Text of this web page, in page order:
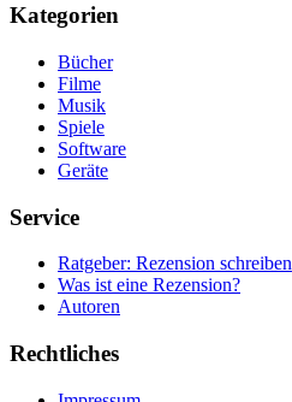
Kategorien
Bücher
Filme
Musik
Spiele
Software
Geräte
Service
Ratgeber: Rezension schreiben
Was ist eine Rezension?
Autoren
Rechtliches